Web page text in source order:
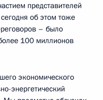
представителей
об этом тоже
– было
100 миллионов
экономического
энергетический